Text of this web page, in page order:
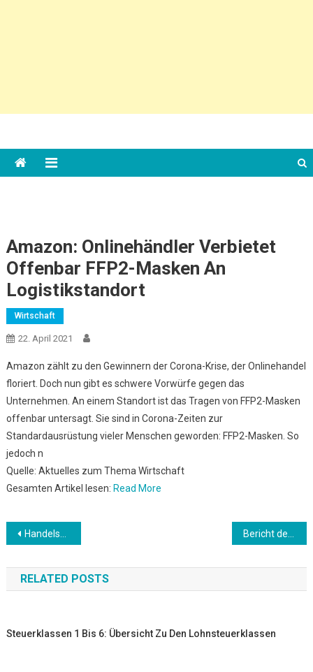
Amazon: Onlinehändler Verbietet
Offenbar FFP2-Masken An
Logistikstandort
Wirtschaft
22. April 2021
Amazon zählt zu den Gewinnern der Corona-Krise, der Onlinehandel
floriert. Doch nun gibt es schwere Vorwürfe gegen das
Unternehmen. An einem Standort ist das Tragen von FFP2-Masken
offenbar untersagt. Sie sind in Corona-Zeiten zur
Standardausrüstung vieler Menschen geworden: FFP2-Masken. So
jedoch n
Quelle: Aktuelles zum Thema Wirtschaft
Gesamten Artikel lesen: Read More
Beitrags-
Navigation
Handelsverband-Boss Stefan Genth droht mit Verfassungsbeschwerde gegen “Notbremse”
RELATED POSTS
Steuerklassen 1 Bis 6: Übersicht Zu Den Lohnsteuerklassen